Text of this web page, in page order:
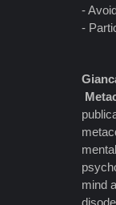
-
-
mind